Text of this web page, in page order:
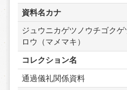
資料名カナ
ジュウニカゲツノウチゴク
ロウ（マメマキ）
コレクション名
通過儀礼関係資料